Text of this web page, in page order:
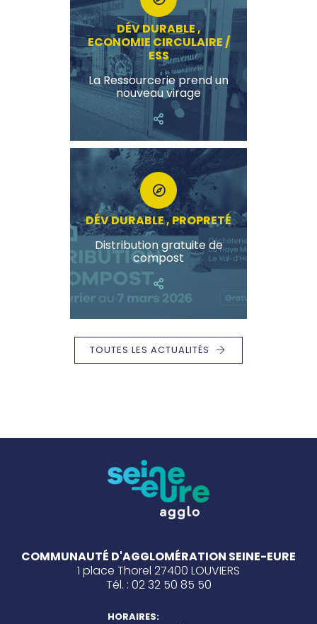
DÉV DURABLE ,
ECONOMIE CIRCULAIRE /
ESS
La Ressourcerie prend un
nouveau virage
DÉV DURABLE , PROPRETÉ
Distribution gratuite de
compost
TOUTES LES ACTUALITÉS
COMMUNAUTÉ D'AGGLOMÉRATION SEINE-EURE
1 place Thorel 27400 LOUVIERS
Tél. : 02 32 50 85 50
HORAIRES: